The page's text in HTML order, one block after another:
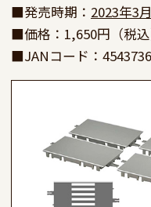
■発売時期： 2023年3月
■価格：1,650円（税込
■JANコード：